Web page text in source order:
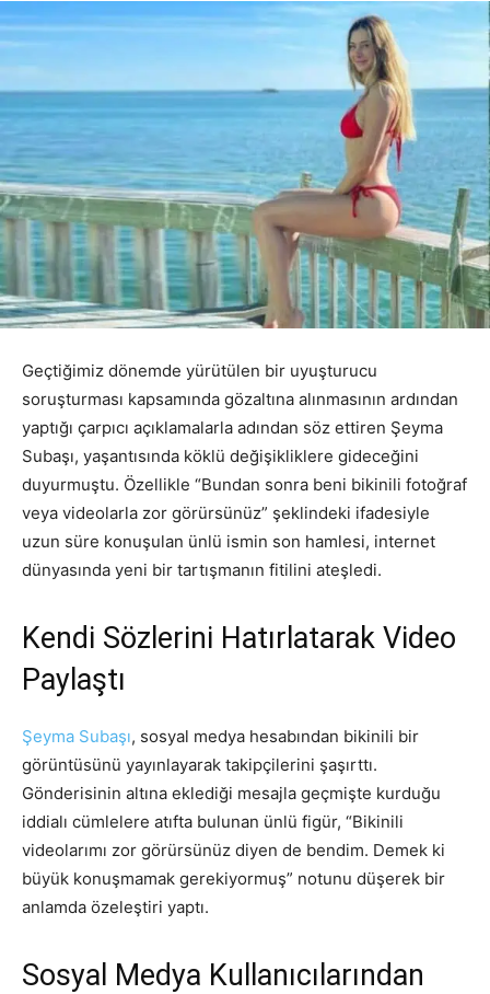
Geçtiğimiz dönemde yürütülen bir uyuşturucu
soruşturması kapsamında gözaltına alınmasının ardından
yaptığı çarpıcı açıklamalarla adından söz ettiren Şeyma
Subaşı, yaşantısında köklü değişikliklere gideceğini
duyurmuştu. Özellikle “Bundan sonra beni bikinili fotoğraf
veya videolarla zor görürsünüz” şeklindeki ifadesiyle
uzun süre konuşulan ünlü ismin son hamlesi, internet
dünyasında yeni bir tartışmanın fitilini ateşledi.
Kendi Sözlerini Hatırlatarak Video
Paylaştı
Şeyma Subaşı, sosyal medya hesabından bikinili bir
görüntüsünü yayınlayarak takipçilerini şaşırttı.
Gönderisinin altına eklediği mesajla geçmişte kurduğu
iddialı cümlelere atıfta bulunan ünlü figür, “Bikinili
videolarımı zor görürsünüz diyen de bendim. Demek ki
büyük konuşmamak gerekiyormuş” notunu düşerek bir
anlamda özeleştiri yaptı.
Sosyal Medya Kullanıcılarından